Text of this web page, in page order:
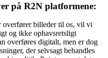
på R2N platformene:
overfører billeder til os, vil vi
og ikke ophavsretsligt
overføres digitalt, men er dog
der selvsagt behandles